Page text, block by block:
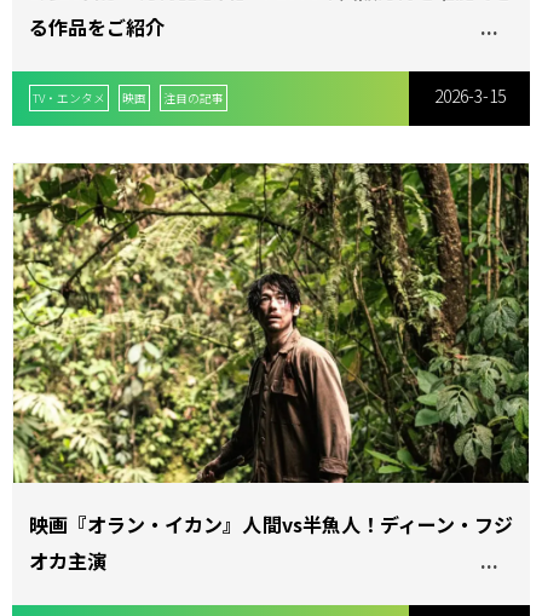
る作品をご紹介
TV・エンタメ 映画 注目の記事 2026-3-15
映画『オラン・イカン』人間vs半魚人！ディーン・フジ
オカ主演